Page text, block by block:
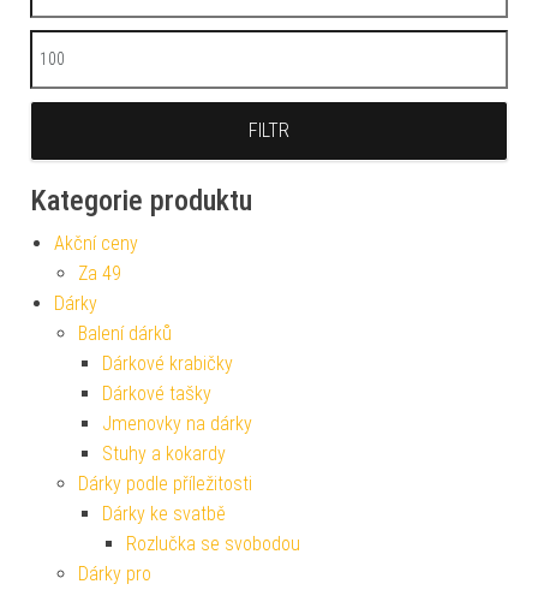
Maximální cena
FILTR
Kategorie produktu
Akční ceny
Za 49
Dárky
Balení dárků
Dárkové krabičky
Dárkové tašky
Jmenovky na dárky
Stuhy a kokardy
Dárky podle příležitosti
Dárky ke svatbě
Rozlučka se svobodou
Dárky pro